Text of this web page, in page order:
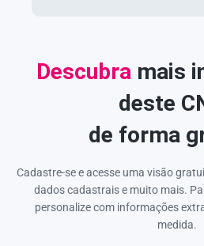
Descubra mais
deste
de forma
Cadastre-se e acesse uma visão
dados cadastrais e muito mais.
personalize com informações
medida.